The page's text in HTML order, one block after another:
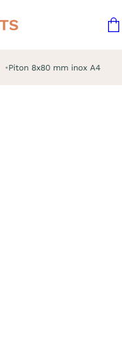
Piton 8x80 mm inox A4